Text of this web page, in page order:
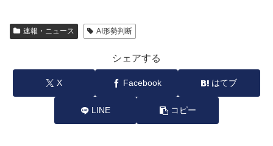
速報・ニュース AI形勢判断
シェアする
X Facebook はてブ
LINE コピー